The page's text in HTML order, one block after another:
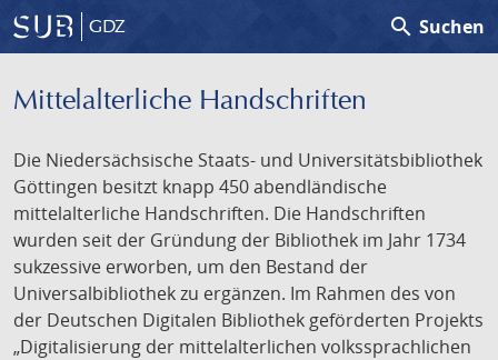
GDZ search Suchen
Mittelalterliche Handschriften
Die Niedersächsische Staats- und Universitätsbibliothek
Göttingen besitzt knapp 450 abendländische
mittelalterliche Handschriften. Die Handschriften
wurden seit der Gründung der Bibliothek im Jahr 1734
sukzessive erworben, um den Bestand der
Universalbibliothek zu ergänzen. Im Rahmen des von
der Deutschen Digitalen Bibliothek geförderten Projekts
„Digitalisierung der mittelalterlichen volkssprachlichen